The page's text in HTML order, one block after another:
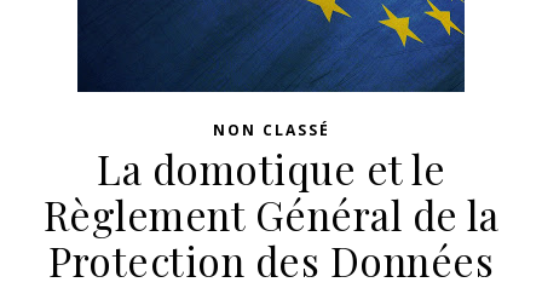
NON CLASSÉ
La domotique et le
Règlement Général de la
Protection des Données